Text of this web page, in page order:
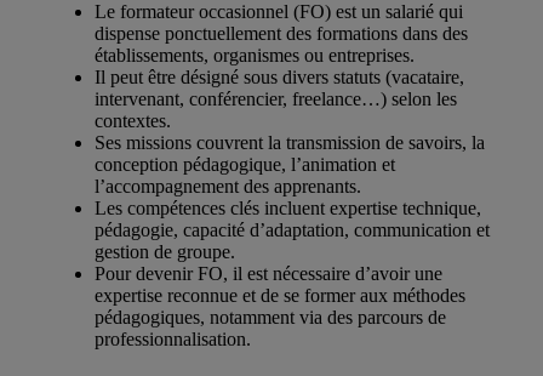
Le formateur occasionnel (FO) est un salarié qui
dispense ponctuellement des formations dans des
établissements, organismes ou entreprises.
Il peut être désigné sous divers statuts (vacataire,
intervenant, conférencier, freelance…) selon les
contextes.
Ses missions couvrent la transmission de savoirs, la
conception pédagogique, l’animation et
l’accompagnement des apprenants.
Les compétences clés incluent expertise technique,
pédagogie, capacité d’adaptation, communication et
gestion de groupe.
Pour devenir FO, il est nécessaire d’avoir une
expertise reconnue et de se former aux méthodes
pédagogiques, notamment via des parcours de
professionnalisation.